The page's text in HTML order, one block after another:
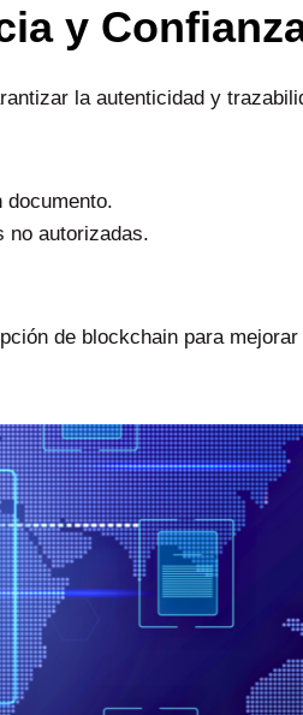
y
la autenticidad y
documento.
no autorizadas.
de blockchain para